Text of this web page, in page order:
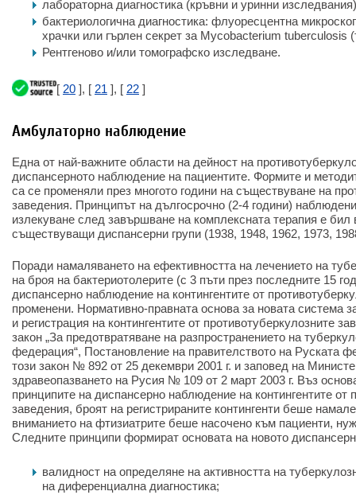
лабораторна диагностика (кръвни и уринни
бактериологична диагностика: флуоресцентна
храчки или гърлен секрет за Mycobacterium tuberculosis
Рентгеново и/или томографско изследване.
[ 20 ], [ 21 ], [ 22 ]
Амбулаторно наблюдение
Една от най-важните области на дейност на
диспансерното наблюдение на пациентите. Формите и
са се променяли през многото години на съществуване на
заведения. Принципът на дългосрочно (2-4 години)
излекуване след завършване на комплексната терапия е бил
съществуващи диспансерни групи (1938, 1948, 1962, 1973,
Поради намаляването на ефективността на лечението на
на броя на бактериотолерите (с 3 пъти през последните 15
диспансерно наблюдение на контингентите от
променени. Нормативно-правната основа за новата система
и регистрация на контингентите от противотуберкулозните
закон „За предотвратяване на разпространението на
федерация“, Постановление на правителството на Руската
този закон № 892 от 25 декември 2001 г. и заповед на
здравеопазването на Русия № 109 от 2 март 2003 г. Въз
принципите на диспансерно наблюдение на контингентите от
заведения, броят на регистрираните контингенти беше
вниманието на фтизиатрите беше насочено към пациенти,
Следните принципи формират основата на новото
валидност на определяне на активността на
на диференциална диагностика;